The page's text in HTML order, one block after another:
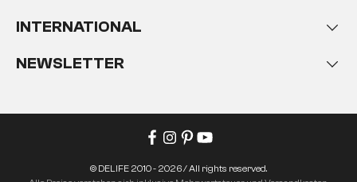
INTERNATIONAL
NEWSLETTER
© DELIFE 2010 - 2026 / All rights reserved.